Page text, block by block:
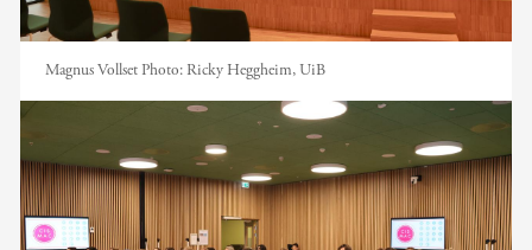
Magnus Vollset Photo: Ricky Heggheim, UiB